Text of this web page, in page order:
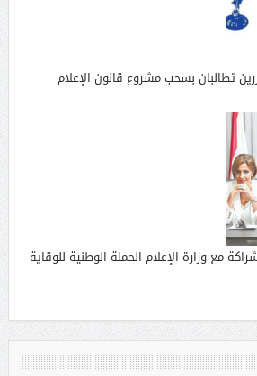
تطالبان بسحب مشروع قانون الإعلام
مع وزارة الإعلام الحملة الوطنية للوقاية